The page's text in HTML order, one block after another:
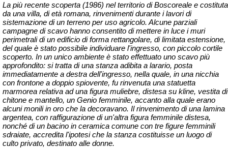
La più recente scoperta (1986) nel territorio di Boscoreale e costituta
da una villa, di età romana, rinvenimenti durante i lavori di
sistemazione di un terreno per uso agricolo. Alcune parziali
campagne di scavo hanno consentito di mettere in luce i muri
perimetrali di un edificio di forma rettangolare, di limitata estensione,
del quale è stato possibile individuare l'ingresso, con piccolo cortile
scoperto. In un unico ambiente è stato effettuato uno scavo più
approfondito: si tratta di una stanza adibita a larario, posta
immediatamente a destra dell'ingresso, nella quale, in una nicchia
con frontone a doppio spiovente, fu rinvenuta una statuetta
marmorea relativa ad una figura muliebre, distesa su kline, vestita di
chitone e mantello, un Genio femminile, accanto alla quale erano
alcuni monili in oro che la decoravano. Il rinvenimento di una lamina
argentea, con raffigurazione di un'altra figura femminile distesa,
nonché di un bacino in ceramica comune con tre figure femminili
sdraiate, accredita l'ipotesi che la stanza costituisse un luogo di
culto privato, destinato alle donne.